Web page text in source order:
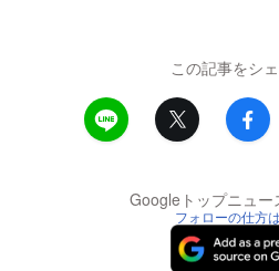
この記事をシ
Googleトップニュー
フォローの仕方